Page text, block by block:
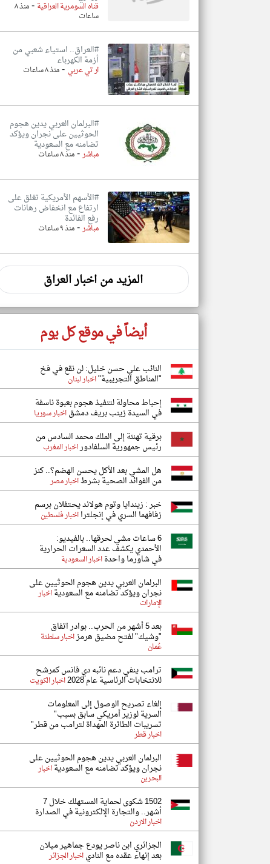
قناه السومرية العراقية - منذ ٨
ساعات
#العراق.. استياء شعبي من
أزمة الكهرباء
ار تي عربي-منذ ٨ ساعات
#البرلمان العربي يدين هجوم
الحوثيين على نجران ويؤكد
تضامنه مع السعودية
مباشر-منذ ٨ ساعات
#الأسهم الأمريكية تغلق على
ارتفاع مع انخفاض رهانات
رفع الفائدة
مباشر-منذ ٩ ساعات
المزيد من اخبار العراق
أيضاً في موقع كل يوم
النائب علي حسن خليل: لن نقع في فخ
"المناطق التجريبية"اخبار لبنان
إحباط محاولة لتنفيذ هجوم بعبوة ناسفة
في السيدة زينب بريف دمشقاخبار سوريا
برقية تهنئة إلى الملك محمد السادس من
رئيس جمهورية السلفادوراخبار المغرب
هل المشي بعد الأكل يحسن الهضم؟.. كنز
من الفوائد الصحية بشرطاخبار مصر
خبر : زيندايا وتوم هولاند يحتفلان برسم
زفافهما السري في إنجلترااخبار فلسطين
6 ساعات مشي لحرقها.. بالفيديو:
الأحمدي يكشف عدد السعرات الحرارية
في شاورما واحدةاخبار السعودية
البرلمان العربي يدين هجوم الحوثيين على
نجران ويؤكد تضامنه مع السعوديةاخبار
الإمارات
بعد 5 أشهر من الحرب.. بوادر اتفاق
"وشيك" لفتح مضيق هرمزاخبار سلطنة
عُمان
ترامب ينفي دعم نائبه دي فانس كمرشح
للانتخابات الرئاسية عام 2028 اخبار الكويت
إلغاء تصريح الوصول إلى المعلومات
السرية لوزير أمريكي سابق بسبب"
تسريبات الطائرة المهداة لترامب من قطر"
اخبار قطر
البرلمان العربي يدين هجوم الحوثيين على
نجران ويؤكد تضامنه مع السعوديةاخبار
البحرين
1502 شكوى لحماية المستهلك خلال 7
أشهر.. والتجارة الإلكترونية في الصدارة
اخبار الاردن
الجزائري ابن ناصر يودع جماهير ميلان
بعد إنهاء عقده مع النادياخبار الجزائر